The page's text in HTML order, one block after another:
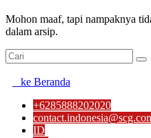
Mohon maaf, tapi nampaknya
dalam arsip.
ke Beranda
+6285888202020
ID